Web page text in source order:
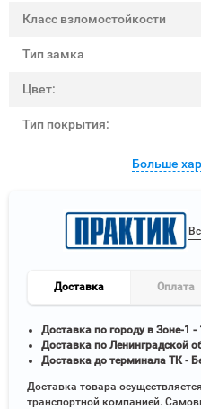
Класс взломостойкости
Тип замка
Цвет:
Тип покрытия:
Больше
Доставка Оплата
Доставка по городу в Зоне-1 -
Доставка по Ленинградской
Доставка до терминала ТК -
Доставка товара
транспортной компанией.